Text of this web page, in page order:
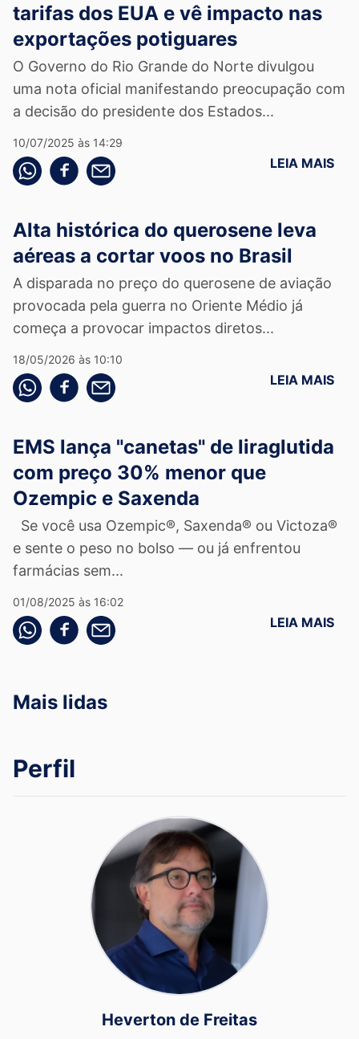
tarifas dos EUA e vê impacto nas
exportações potiguares
O Governo do Rio Grande do Norte divulgou
uma nota oficial manifestando preocupação com
a decisão do presidente dos Estados...
10/07/2025 às 14:29
Compartilhe pelo whatsapp
Compartilhar no facebook
Compartilhe pelo email LEIA MAIS
Alta histórica do querosene leva
aéreas a cortar voos no Brasil
A disparada no preço do querosene de aviação
provocada pela guerra no Oriente Médio já
começa a provocar impactos diretos...
18/05/2026 às 10:10
Compartilhe pelo whatsapp
Compartilhar no facebook
Compartilhe pelo email LEIA MAIS
EMS lança "canetas" de liraglutida
com preço 30% menor que
Ozempic e Saxenda
Se você usa Ozempic®, Saxenda® ou Victoza®
e sente o peso no bolso — ou já enfrentou
farmácias sem...
01/08/2025 às 16:02
Compartilhe pelo whatsapp
Compartilhar no facebook
Compartilhe pelo email LEIA MAIS
Mais lidas
Perfil
Heverton de Freitas